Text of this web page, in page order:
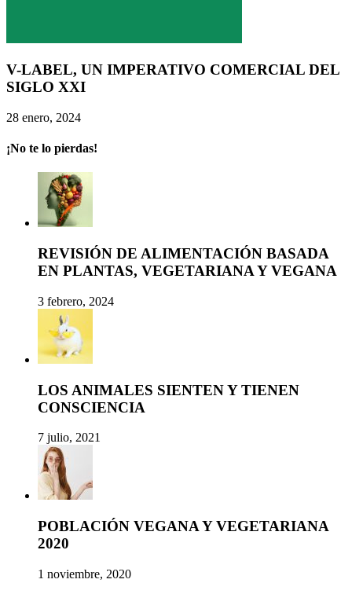
V-LABEL, UN IMPERATIVO COMERCIAL DEL
SIGLO XXI
28 enero, 2024
¡No te lo pierdas!
REVISIÓN DE ALIMENTACIÓN BASADA
EN PLANTAS, VEGETARIANA Y VEGANA
3 febrero, 2024
LOS ANIMALES SIENTEN Y TIENEN
CONSCIENCIA
7 julio, 2021
POBLACIÓN VEGANA Y VEGETARIANA
2020
1 noviembre, 2020